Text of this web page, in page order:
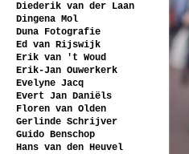
Diederik van der Laan
Dingena Mol
Duna Fotografie
Ed van Rijswijk
Erik van 't Woud
Erik-Jan Ouwerkerk
Evelyne Jacq
Evert Jan Daniëls
Floren van Olden
Gerlinde Schrijver
Guido Benschop
Hans van den Heuvel